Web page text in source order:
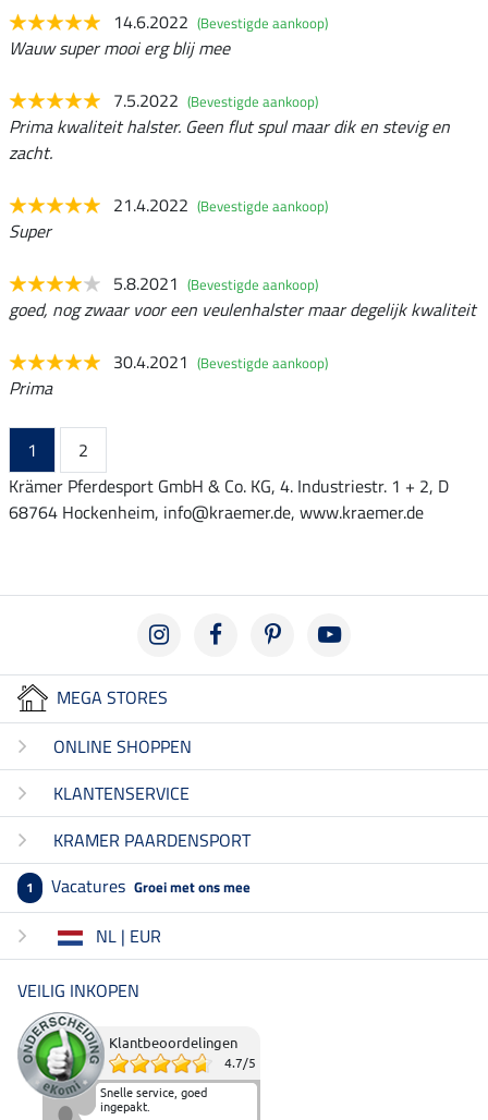
14.6.2022 (Bevestigde aankoop)
Wauw super mooi erg blij mee
7.5.2022 (Bevestigde aankoop)
Prima kwaliteit halster. Geen flut spul maar dik en stevig en
zacht.
21.4.2022 (Bevestigde aankoop)
Super
5.8.2021 (Bevestigde aankoop)
goed, nog zwaar voor een veulenhalster maar degelijk kwaliteit
30.4.2021 (Bevestigde aankoop)
Prima
1
2
Krämer Pferdesport GmbH & Co. KG, 4. Industriestr. 1 + 2, D
68764 Hockenheim, info@kraemer.de, www.kraemer.de
MEGA STORES
ONLINE SHOPPEN
KLANTENSERVICE
KRAMER PAARDENSPORT
1 Vacatures Groei met ons mee
NL | EUR
VEILIG INKOPEN
Klantbeoordelingen
4.7/5
Snelle service, goed
ingepakt.